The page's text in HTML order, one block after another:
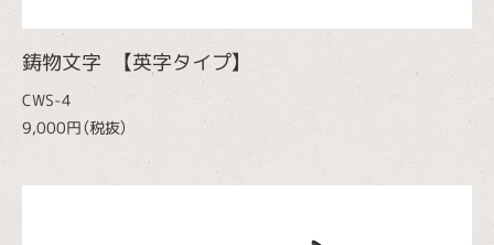
鋳物文字 【英字タイプ】
CWS-4
9,000円（税抜）